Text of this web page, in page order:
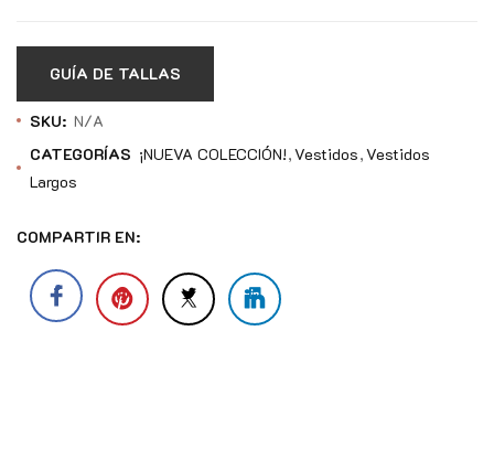
GUÍA DE TALLAS
SKU: N/A
CATEGORÍAS ¡NUEVA COLECCIÓN! Vestidos Vestidos
Largos
COMPARTIR EN: